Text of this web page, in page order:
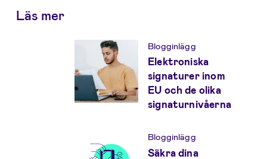
Läs mer
Blogginlägg
Elektroniska
signaturer inom
EU och de olika
signaturnivåerna
Blogginlägg
Säkra dina